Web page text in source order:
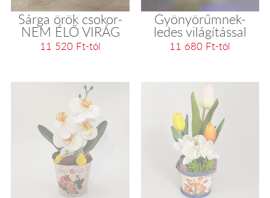
Sárga örök csokor-
NEM ÉLŐ VIRÁG
11 520 Ft-tól
Gyönyörűmnek-
ledes világítással
11 680 Ft-tól